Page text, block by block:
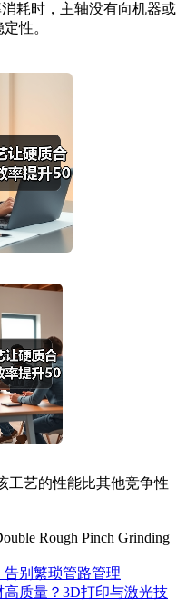
耗时，主轴没有向机器或
性。
艺的性能比其他竞争性
Rough Pinch Grinding
告别繁琐管路管理
质量？3D打印与激光技